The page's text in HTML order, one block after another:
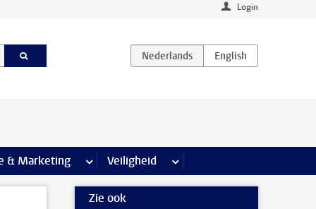
Login
& Marketing meer Communicatie & Marketing pagina’s
Veiligheid meer Veiligheid pagina’s
Zie ook